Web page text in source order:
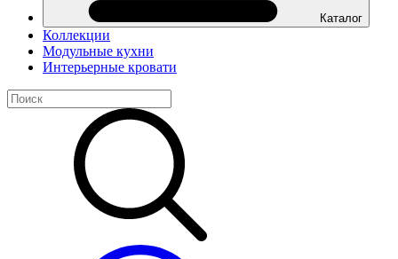
Каталог
Коллекции
Модульные кухни
Интерьерные кровати